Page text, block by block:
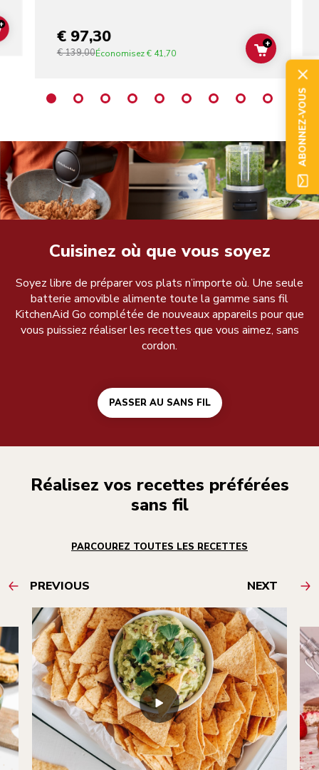
ADD TO CART€ 97,30
€ 139,00Économisez€ 41,70 ADD TO
+
Cuisinez où que vous soyez
Soyez libre de préparer vos plats n’importe où. Une seule
batterie amovible alimente toute la gamme sans fil
KitchenAid Go complétée de nouveaux appareils pour que
vous puissiez réaliser les recettes que vous aimez, sans
cordon.
PASSER AU SANS FIL
Réalisez vos recettes préférées
sans fil
PARCOUREZ TOUTES LES RECETTES
PREVIOUS NEXT
ABONNEZ-VOUS